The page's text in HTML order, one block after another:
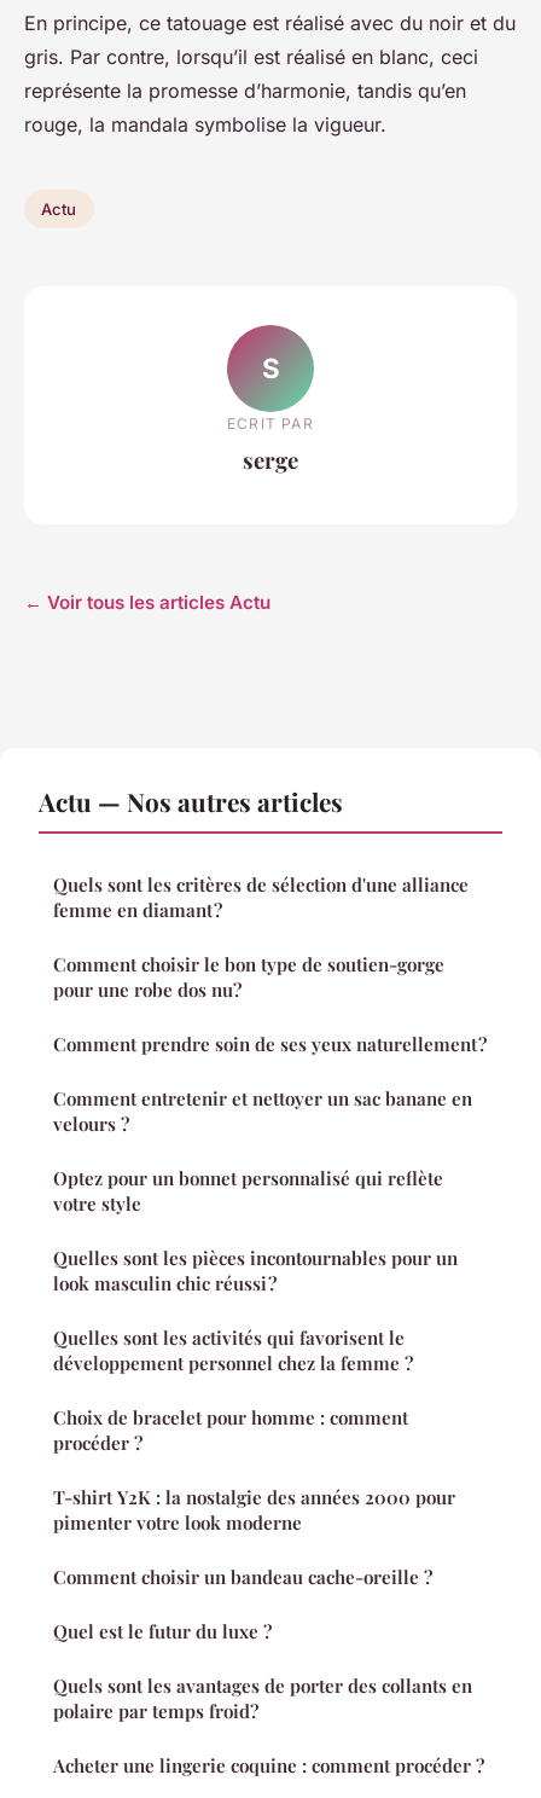
En principe, ce tatouage est réalisé avec du noir et du
gris. Par contre, lorsqu’il est réalisé en blanc, ceci
représente la promesse d’harmonie, tandis qu’en
rouge, la mandala symbolise la vigueur.
Actu
S
ECRIT PAR
serge
← Voir tous les articles Actu
Actu — Nos autres articles
Quels sont les critères de sélection d'une alliance
femme en diamant ?
Comment choisir le bon type de soutien-gorge
pour une robe dos nu?
Comment prendre soin de ses yeux naturellement ?
Comment entretenir et nettoyer un sac banane en
velours ?
Optez pour un bonnet personnalisé qui reflète
votre style
Quelles sont les pièces incontournables pour un
look masculin chic réussi ?
Quelles sont les activités qui favorisent le
développement personnel chez la femme ?
Choix de bracelet pour homme : comment
procéder ?
T-shirt Y2K : la nostalgie des années 2000 pour
pimenter votre look moderne
Comment choisir un bandeau cache-oreille ?
Quel est le futur du luxe ?
Quels sont les avantages de porter des collants en
polaire par temps froid?
Acheter une lingerie coquine : comment procéder ?